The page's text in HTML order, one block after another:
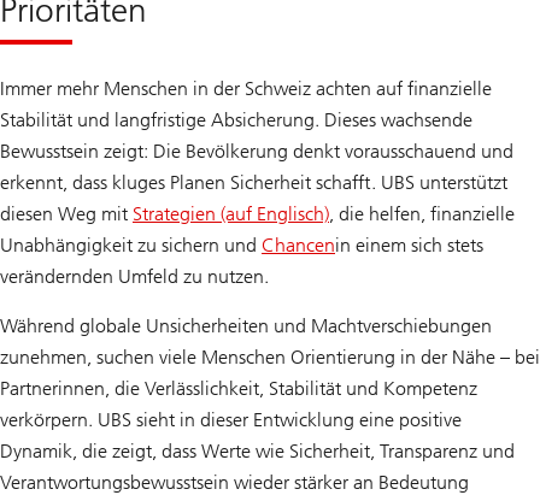
Prioritäten
Immer mehr Menschen in der Schweiz achten auf finanzielle
Stabilität und langfristige Absicherung. Dieses wachsende
Bewusstsein zeigt: Die Bevölkerung denkt vorausschauend und
erkennt, dass kluges Planen Sicherheit schafft. UBS unterstützt
diesen Weg mit Strategien (auf Englisch) , die helfen, finanzielle
Unabhängigkeit zu sichern und Chancenin einem sich stets
verändernden Umfeld zu nutzen.
Während globale Unsicherheiten und Machtverschiebungen
zunehmen, suchen viele Menschen Orientierung in der Nähe – bei
Partnerinnen, die Verlässlichkeit, Stabilität und Kompetenz
verkörpern. UBS sieht in dieser Entwicklung eine positive
Dynamik, die zeigt, dass Werte wie Sicherheit, Transparenz und
Verantwortungsbewusstsein wieder stärker an Bedeutung